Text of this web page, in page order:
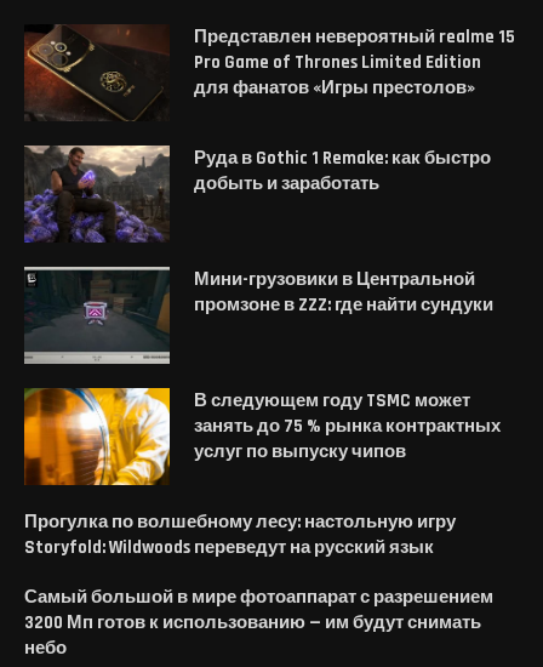
Представлен невероятный realme 15
Pro Game of Thrones Limited Edition
для фанатов «Игры престолов»
Руда в Gothic 1 Remake: как быстро
добыть и заработать
Мини-грузовики в Центральной
промзоне в ZZZ: где найти сундуки
В следующем году TSMC может
занять до 75 % рынка контрактных
услуг по выпуску чипов
Прогулка по волшебному лесу: настольную игру
Storyfold: Wildwoods переведут на русский язык
Самый большой в мире фотоаппарат с разрешением
3200 Мп готов к использованию — им будут снимать
небо